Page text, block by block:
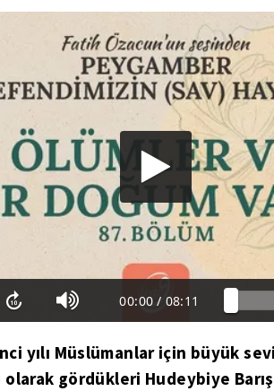
00:00 / 08:11
yılı Müslümanlar için büyük
olarak gördükleri Hudeybiye